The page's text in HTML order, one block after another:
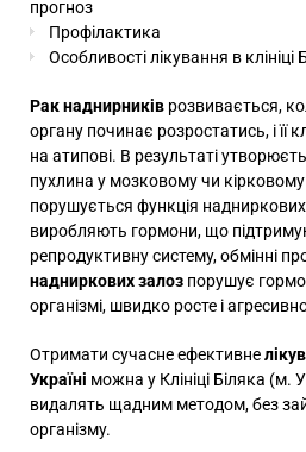
прогноз
Профілактика
Особливості лікування в
Рак наднирників розвивається,
органу починає розростатись, і її
на атипові. В результаті
пухлина у мозковому чи
порушується функція
виробляють гормони, що
репродуктивну систему, обмінні
надниркових залоз порушує
організмі, швидко росте і
Отримати сучасне ефективне
Україні можна у Клініці Біляка (м.
видалять щадним методом, без
організму.